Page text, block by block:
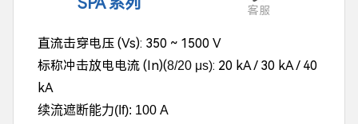
直流击穿电压 (Vs): 350 ~ 1500 V
标称冲击放电电流 (In)(8/20 μs): 20 kA / 30 kA / 40
kA
续流遮断能力(If): 100 A
客服